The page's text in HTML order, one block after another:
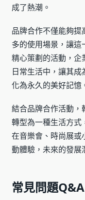
成了熱潮。
品牌合作不僅能夠
多的使用場景，讓
精心策劃的活動，企
日常生活中，讓其
化為永久的美好記憶
結合品牌合作活動，
轉型為一種生活方式
在音樂會、時尚展或
動體驗，未來的發展
常見問題Q&A